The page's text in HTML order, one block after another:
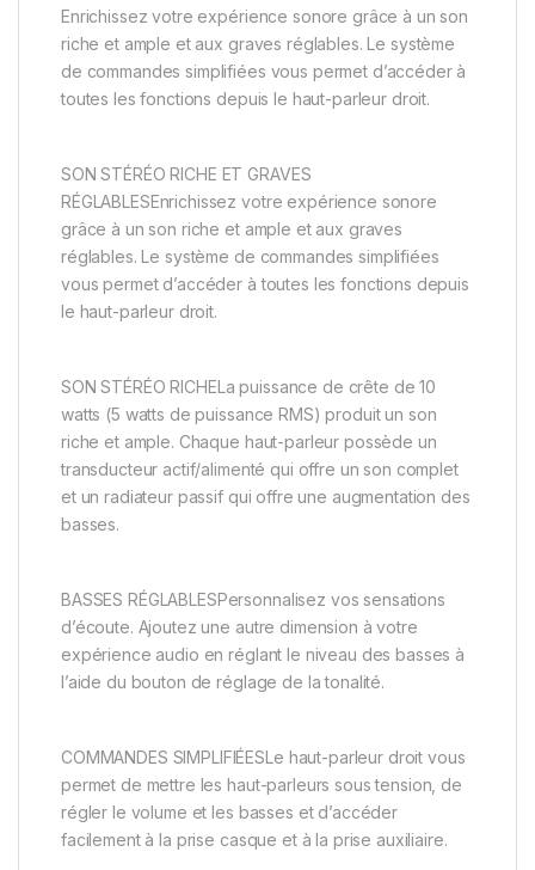
Enrichissez votre expérience sonore grâce à un son
riche et ample et aux graves réglables. Le système
de commandes simplifiées vous permet d’accéder à
toutes les fonctions depuis le haut-parleur droit.
SON STÉRÉO RICHE ET GRAVES
RÉGLABLESEnrichissez votre expérience sonore
grâce à un son riche et ample et aux graves
réglables. Le système de commandes simplifiées
vous permet d’accéder à toutes les fonctions depuis
le haut-parleur droit.
SON STÉRÉO RICHELa puissance de crête de 10
watts (5 watts de puissance RMS) produit un son
riche et ample. Chaque haut-parleur possède un
transducteur actif/alimenté qui offre un son complet
et un radiateur passif qui offre une augmentation des
basses.
BASSES RÉGLABLESPersonnalisez vos sensations
d’écoute. Ajoutez une autre dimension à votre
expérience audio en réglant le niveau des basses à
l’aide du bouton de réglage de la tonalité.
COMMANDES SIMPLIFIÉESLe haut-parleur droit vous
permet de mettre les haut-parleurs sous tension, de
régler le volume et les basses et d’accéder
facilement à la prise casque et à la prise auxiliaire.